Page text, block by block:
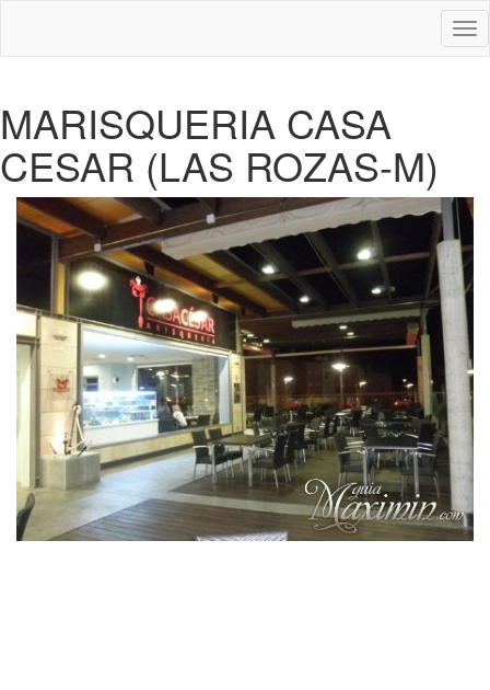
MARISQUERIA CASA
CESAR (LAS ROZAS-M)